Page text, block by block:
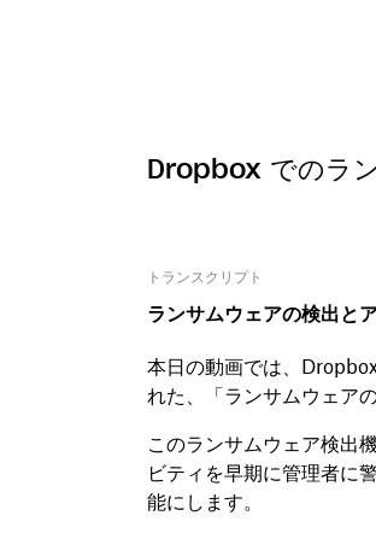
Dropbox でのラ
トランスクリプト
ランサムウェアの検出と
本日の動画では、
れた、「ランサムウェア
このランサムウェア検出
ビティを早期に管理者に
能にします。